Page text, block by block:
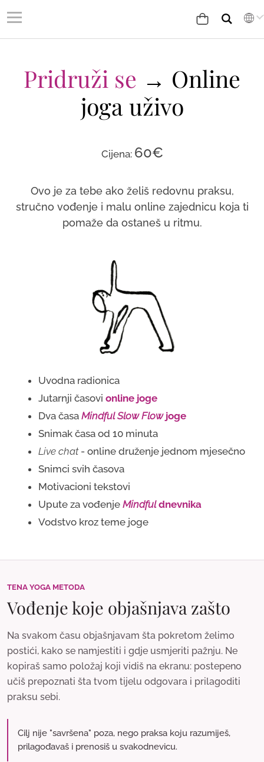
Pridruži se → Online
joga uživo
Cijena: 60€
Ovo je za tebe ako želiš redovnu praksu,
stručno vođenje i malu online zajednicu koja ti
pomaže da ostaneš u ritmu.
Uvodna radionica
Jutarnji časovi online joge
Dva časa Mindful Slow Flowjoge
Snimak časa od 10 minuta
Live chat- online druženje jednom mjesečno
Snimci svih časova
Motivacioni tekstovi
Upute za vođenje Mindfuldnevnika
Vodstvo kroz teme joge
TENA YOGA METODA
Vođenje koje objašnjava zašto
Na svakom času objašnjavam šta pokretom želimo
postići, kako se namjestiti i gdje usmjeriti pažnju. Ne
kopiraš samo položaj koji vidiš na ekranu: postepeno
učiš prepoznati šta tvom tijelu odgovara i prilagoditi
praksu sebi.
Cilj nije "savršena" poza, nego praksa koju razumiješ,
prilagođavaš i prenosiš u svakodnevicu.